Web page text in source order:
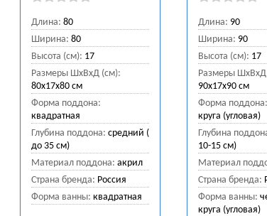
Длина: 80
Ширина: 80
Высота (см): 17
Размеры ШхВхД (см):
80x17x80 см
Форма поддона:
квадратная
Глубина поддона: средний (
до 35 см)
Материал поддона: акрил
Страна бренда: Россия
Форма ванны: квадратная
Длина: 90
Ширина: 90
Высота (см): 17
Размеры ШхВхД
90x17x90 см
Форма поддона:
круга (угловая)
Глубина
10-15 см)
Материал
Страна бренда:
Форма ванны:
круга (угловая)